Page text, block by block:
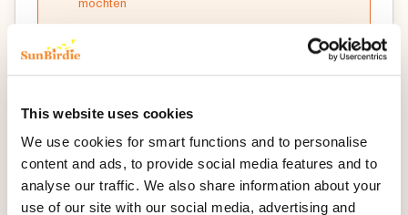
This website uses cookies
We use cookies for smart functions and to personalise
content and ads, to provide social media features and to
analyse our traffic. We also share information about your
use of our site with our social media, advertising and
möchten
Short Stay
täglichem Frühstück und Mitgliedschaft im Club
Ab €295
5 Nächte: € 475 pro Person
7 Nächte: € 415 pro Person